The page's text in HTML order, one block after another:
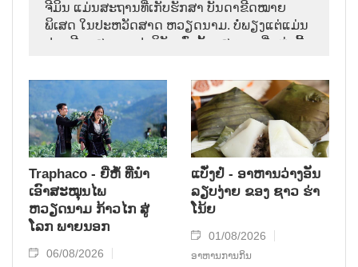
ຈີມິນ ແມ່ນສະຖານທີ່ເກັບຮັກສາ ບັນດາຂີດໝາຍ
ພິເສດ ໃນປະຫວັດສາດ ຫວຽດນາມ. ບໍ່ພຽງແຕ່ແມ່ນ
ປູຊະນີຍະສະຖານປະຕິວັດເທົ່ານັ້ນ, ສະຖານທີ່ແຫ່ງນີ້
ຊາຕາກຳ ຂອງປະຊາຊາດ ໃນທ້າຍປີ 1946.
Traphaco - ຍີ່ຫໍ້ ທີ່ນຳ
ເອົາສະໝຸນໄພ
ຫວຽດນາມ ກ້າວໄກ ສູ່
ໂລກ ພາຍນອກ
06/08/2026
ແບັ໋ງຢໍ່ - ອາຫານວ່າງອັນ
ລຽບງ່າຍ ຂອງ ຊາວ ຮ່າ
ໂນ້ຍ
01/08/2026
ອາຫານການກິນ